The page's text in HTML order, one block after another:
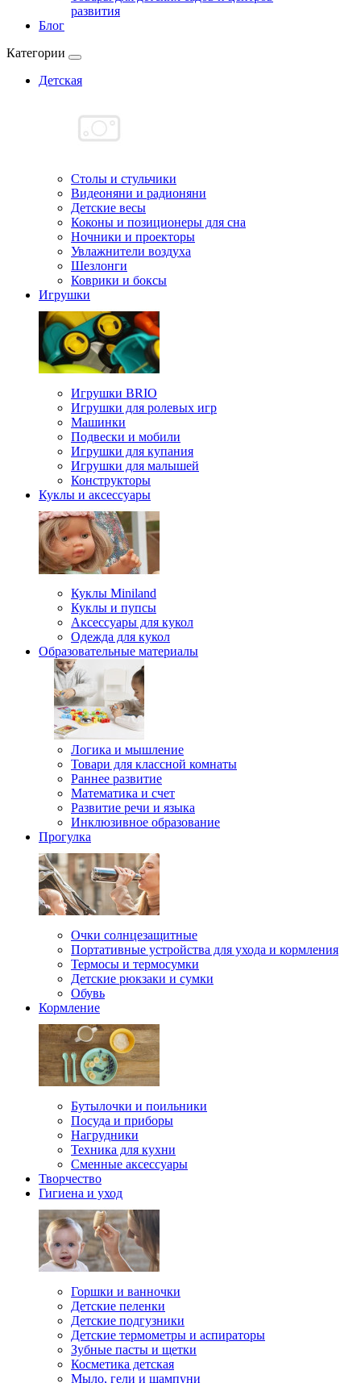
развития
Блог
Категории
Детская
Cтолы и стульчики
Видеоняни и радионяни
Детские весы
Коконы и позиционеры для сна
Ночники и проекторы
Увлажнители воздуха
Шезлонги
Коврики и боксы
Игрушки
Игрушки BRIO
Игрушки для ролевых игр
Машинки
Подвески и мобили
Игрушки для купания
Игрушки для малышей
Конструкторы
Куклы и аксессуары
Куклы Miniland
Куклы и пупсы
Аксессуары для кукол
Одежда для кукол
Образовательные материалы
Логика и мышление
Товари для классной комнаты
Раннее развитие
Математика и счет
Развитие речи и языка
Инклюзивное образование
Прогулка
Очки солнцезащитные
Портативные устройства для ухода и кормления
Термосы и термосумки
Детские рюкзаки и сумки
Обувь
Кормление
Бутылочки и поильники
Посуда и приборы
Нагрудники
Техника для кухни
Сменные аксессуары
Творчество
Гигиена и уход
Горшки и ванночки
Детские пеленки
Детские подгузники
Детские термометры и аспираторы
Зубные пасты и щетки
Косметика детская
Мыло, гели и шампуни